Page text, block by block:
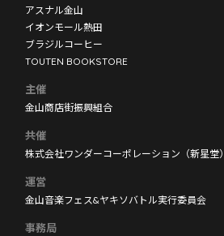
アスナル金山
イオンモール熱田
ブラジルコーヒー
TOUTEN BOOKSTORE
主催
金山商店街振興組合
共催
株式会社ワンダーコーポレーション（新星堂）
運営
金山音楽フェス&ヤキソバトル実行委員会
事務局